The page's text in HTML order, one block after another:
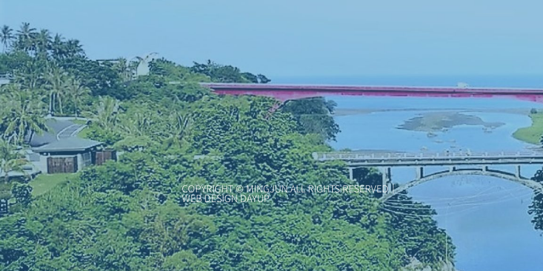
COPYRIGHT © MINGJUN ALL RIGHTS RESERVED｜
WEB DESIGN DAYUP